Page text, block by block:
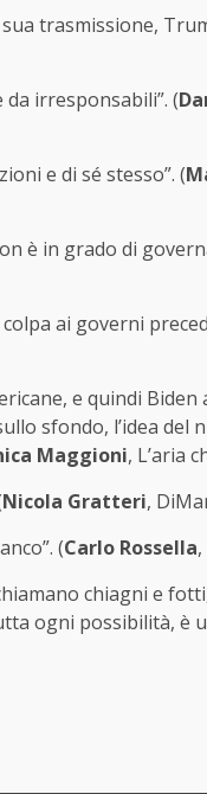
trasmissione,
irresponsabili”. (
e di sé stesso”. (
è in grado di
colpa ai governi
e quindi Biden
sfondo, l’idea del
Maggioni, L’aria
Nicola Gratteri,
(Carlo Rossella
chiagni e
ogni possibilità, è